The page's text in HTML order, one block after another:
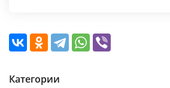
Категории